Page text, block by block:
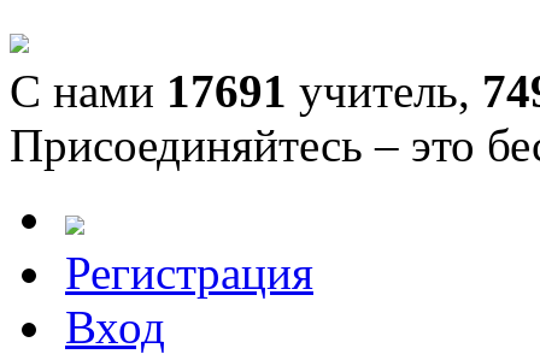
С нами 17691 учитель,
Присоединяйтесь – это
Регистрация
Вход